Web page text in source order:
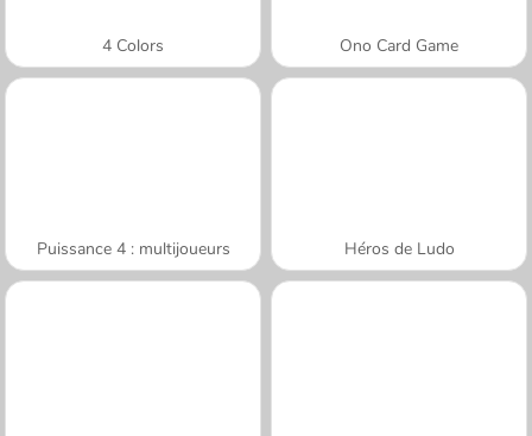
4 Colors Ono Card Game
Puissance 4 : multijoueurs Héros de Ludo